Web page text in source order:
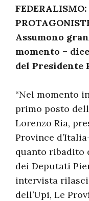
Assumono
momento –
del Presidente
“Nel momento
primo posto
Lorenzo Ria,
Province
quanto ribadito
dei Deputati
intervista
dell’Upi, Le